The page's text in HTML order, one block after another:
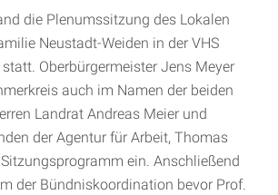
die Plenumssitzung des Lokalen
Neustadt-Weiden in der VHS
Oberbürgermeister Jens Meyer
auch im Namen der beiden
Landrat Andreas Meier und
der Agentur für Arbeit, Thomas
ein. Anschließend
der Bündniskoordination bevor Prof.